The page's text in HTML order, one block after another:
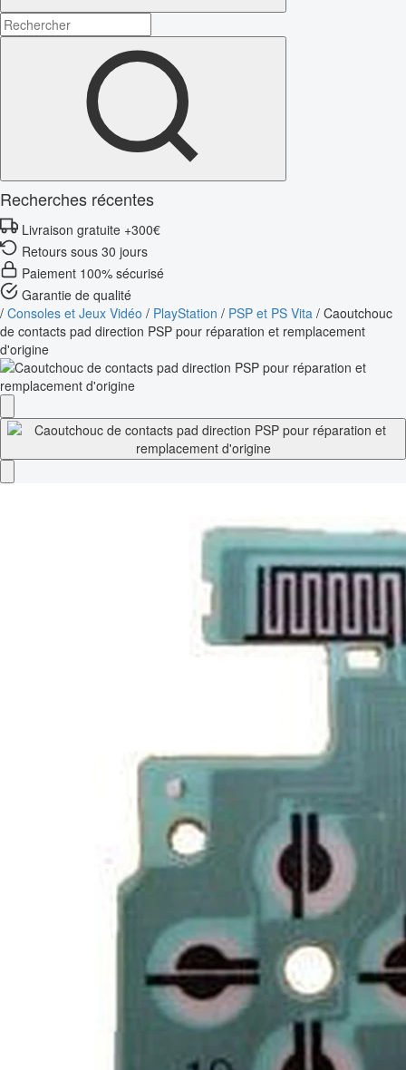
Recherches récentes
Livraison gratuite +300€
Retours sous 30 jours
Paiement 100% sécurisé
Garantie de qualité
/ Consoles et Jeux Vidéo / PlayStation / PSP et PS Vita / Caoutchouc
de contacts pad direction PSP pour réparation et remplacement
d'origine